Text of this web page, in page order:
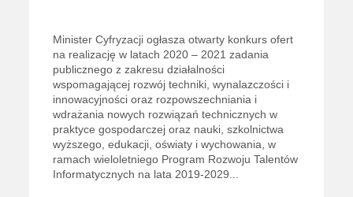
Minister Cyfryzacji ogłasza otwarty konkurs ofert
na realizację w latach 2020 – 2021 zadania
publicznego z zakresu działalności
wspomagającej rozwój techniki, wynalazczości i
innowacyjności oraz rozpowszechniania i
wdrażania nowych rozwiązań technicznych w
praktyce gospodarczej oraz nauki, szkolnictwa
wyższego, edukacji, oświaty i wychowania, w
ramach wieloletniego Program Rozwoju Talentów
Informatycznych na lata 2019-2029...